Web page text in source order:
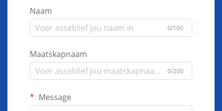
Naam
0/100
Maatskapnaam
0/200
Message